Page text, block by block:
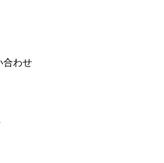
合わせ